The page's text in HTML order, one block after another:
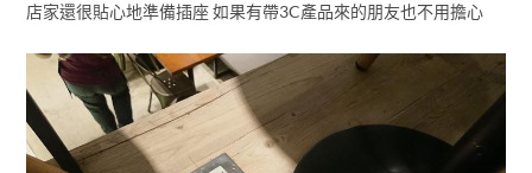
店家還很貼心地準備插座 如果有帶3C產品來的朋友也不用擔心